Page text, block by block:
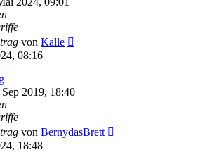
von Kalle
08:16
Sep 2019, 18:40
von BernydasBrett
18:48